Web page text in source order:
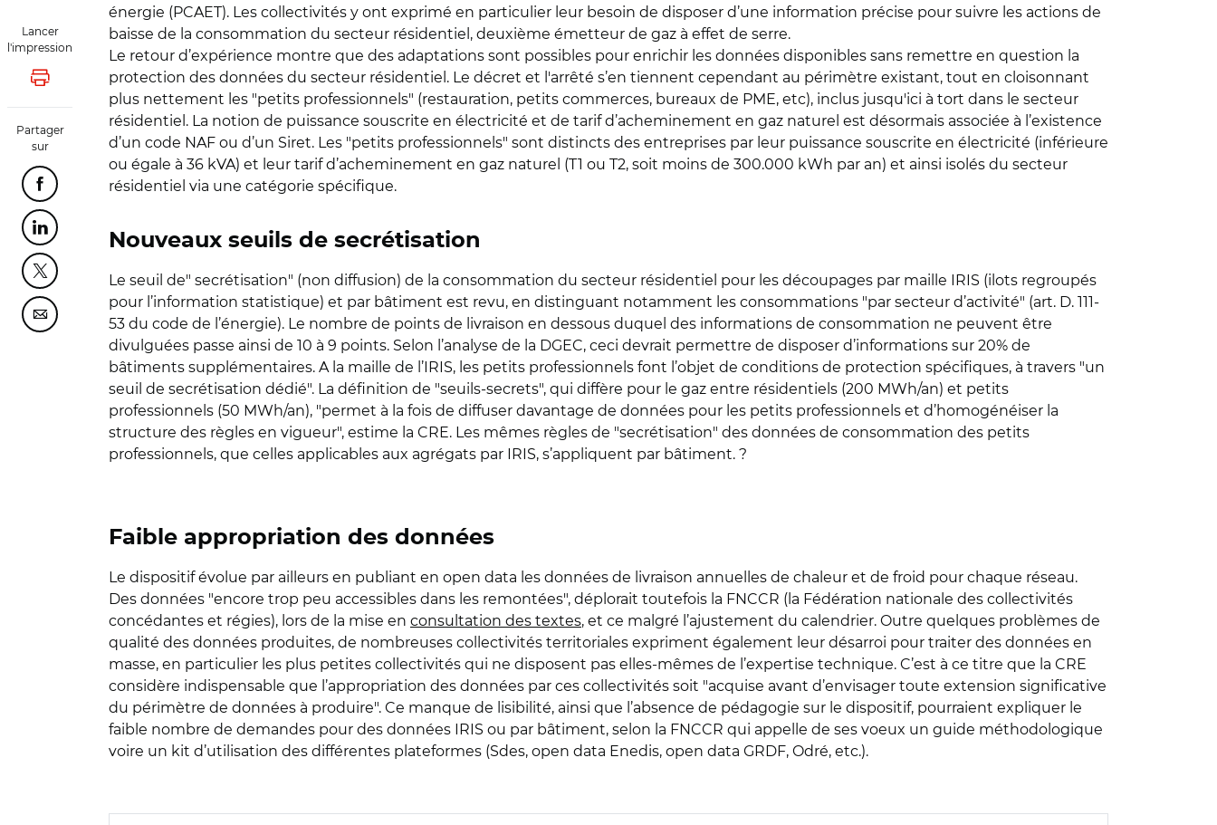
Lancer
l'impression
Lancer l'impression
Partager
sur
Partager cette page sur Facebook
Partager cette page sur Linkedin
Partager cette page sur Twitter
Partager cette page sur Courriel
énergie (PCAET). Les collectivités y ont exprimé en particulier leur besoin de disposer d’une information précise pour suivre les actions de
baisse de la consommation du secteur résidentiel, deuxième émetteur de gaz à effet de serre.
Le retour d’expérience montre que des adaptations sont possibles pour enrichir les données disponibles sans remettre en question la
protection des données du secteur résidentiel. Le décret et l'arrêté s’en tiennent cependant au périmètre existant, tout en cloisonnant
plus nettement les "petits professionnels" (restauration, petits commerces, bureaux de PME, etc), inclus jusqu'ici à tort dans le secteur
résidentiel. La notion de puissance souscrite en électricité et de tarif d’acheminement en gaz naturel est désormais associée à l’existence
d’un code NAF ou d’un Siret. Les "petits professionnels" sont distincts des entreprises par leur puissance souscrite en électricité (inférieure
ou égale à 36 kVA) et leur tarif d’acheminement en gaz naturel (T1 ou T2, soit moins de 300.000 kWh par an) et ainsi isolés du secteur
résidentiel via une catégorie spécifique.
Nouveaux seuils de secrétisation
Le seuil de" secrétisation" (non diffusion) de la consommation du secteur résidentiel pour les découpages par maille IRIS (ilots regroupés
pour l’information statistique) et par bâtiment est revu, en distinguant notamment les consommations "par secteur d’activité" (art. D. 111-
53 du code de l’énergie). Le nombre de points de livraison en dessous duquel des informations de consommation ne peuvent être
divulguées passe ainsi de 10 à 9 points. Selon l’analyse de la DGEC, ceci devrait permettre de disposer d’informations sur 20% de
bâtiments supplémentaires. A la maille de l’IRIS, les petits professionnels font l’objet de conditions de protection spécifiques, à travers "un
seuil de secrétisation dédié". La définition de "seuils-secrets", qui diffère pour le gaz entre résidentiels (200 MWh/an) et petits
professionnels (50 MWh/an), "permet à la fois de diffuser davantage de données pour les petits professionnels et d’homogénéiser la
structure des règles en vigueur", estime la CRE. Les mêmes règles de "secrétisation" des données de consommation des petits
professionnels, que celles applicables aux agrégats par IRIS, s’appliquent par bâtiment. ?
Faible appropriation des données
Le dispositif évolue par ailleurs en publiant en open data les données de livraison annuelles de chaleur et de froid pour chaque réseau.
Des données "encore trop peu accessibles dans les remontées", déplorait toutefois la FNCCR (la Fédération nationale des collectivités
concédantes et régies), lors de la mise en consultation des textes, et ce malgré l’ajustement du calendrier. Outre quelques problèmes de
qualité des données produites, de nombreuses collectivités territoriales expriment également leur désarroi pour traiter des données en
masse, en particulier les plus petites collectivités qui ne disposent pas elles-mêmes de l’expertise technique. C’est à ce titre que la CRE
considère indispensable que l’appropriation des données par ces collectivités soit "acquise avant d’envisager toute extension significative
du périmètre de données à produire". Ce manque de lisibilité, ainsi que l’absence de pédagogie sur le dispositif, pourraient expliquer le
faible nombre de demandes pour des données IRIS ou par bâtiment, selon la FNCCR qui appelle de ses voeux un guide méthodologique
voire un kit d’utilisation des différentes plateformes (Sdes, open data Enedis, open data GRDF, Odré, etc.).